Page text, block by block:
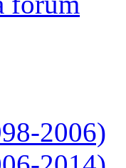
2006)